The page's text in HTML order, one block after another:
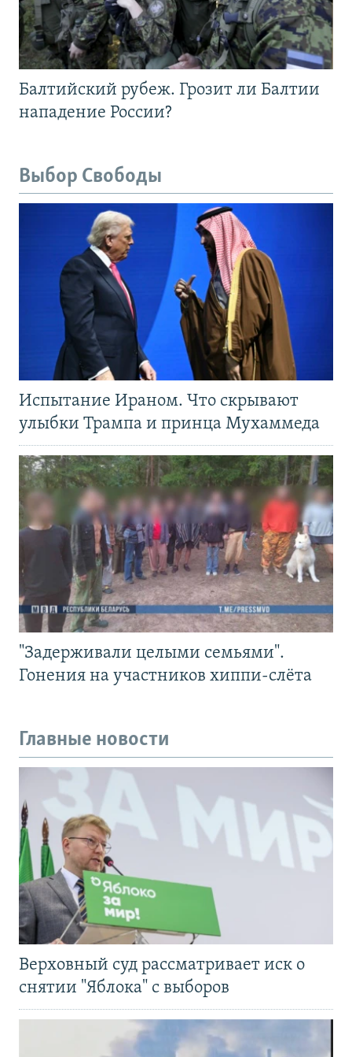
Балтийский рубеж. Грозит ли Балтии
нападение России?
Выбор Свободы
Испытание Ираном. Что скрывают
улыбки Трампа и принца Мухаммеда
"Задерживали целыми семьями".
Гонения на участников хиппи-слёта
Главные новости
Верховный суд рассматривает иск о
снятии "Яблока" с выборов